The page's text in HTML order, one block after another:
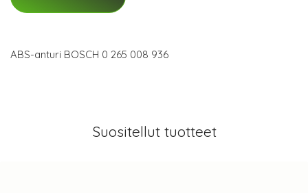
ABS-anturi BOSCH 0 265 008 936
Suositellut tuotteet